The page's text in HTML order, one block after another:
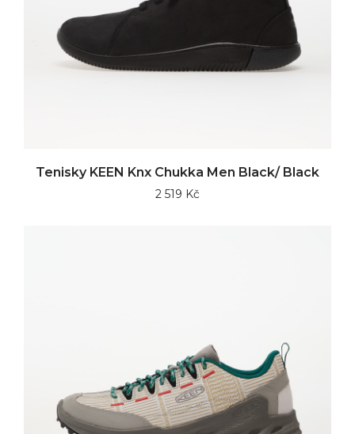
Tenisky KEEN Knx Chukka Men Black/ Black
2 519 Kč